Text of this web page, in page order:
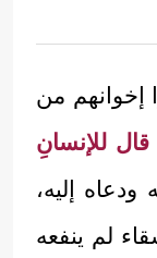
إخوانهم من
للإنسانِ
إليه،
لم ينفعه